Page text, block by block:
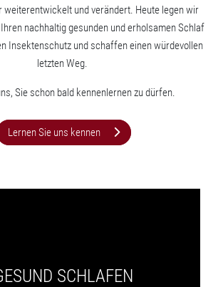
weiterentwickelt und verändert. Heute legen wir
nachhaltig gesunden und erholsamen Schlaf
Insektenschutz und schaffen einen würdevollen
letzten Weg.
Sie schon bald kennenlernen zu dürfen.
Lernen Sie uns kennen
SCHLAFEN